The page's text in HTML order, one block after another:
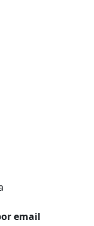
email